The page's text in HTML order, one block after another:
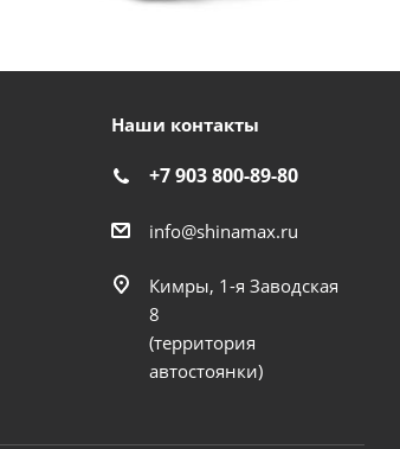
Наши контакты
+7 903 800-89-80
info@shinamax.ru
Кимры, 1-я Заводская
8
(территория
автостоянки)